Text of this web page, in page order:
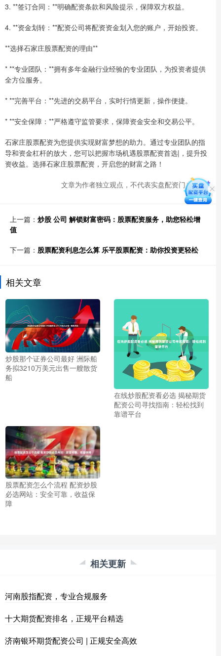
3. **签订合同：**明确配资条款和风险提示，保障双方权益。
4. **资金划转：**配资公司将配资资金划入您的账户，开始投资。
**选择石家庄股票配资的理由**
* **专业团队：**拥有多年金融行业经验的专业团队，为投资者提供
全方位服务。
* **完善平台：**先进的交易平台，实时行情更新，操作便捷。
* **安全保障：**严格遵守监管要求，保障资金安全和交易公平。
石家庄股票配资为您提供实现财富梦想的助力。通过专业团队的指
导和资金杠杆的放大，您可以把握市场机遇股票配资首选|，提升投
资收益。选择石家庄股票配资，开启您的财富之路！
文章为作者独立观点，不代表实盘配资门户观点
上一篇： 炒股 公司 解锁财富密码：股票配资服务，助您轻松增
值
下一篇： 股票配资利息怎么算 乐平股票配资：助你投资更轻松
相关文章
炒股那个证券公司最好 洲际船
务拟3210万美元出售一艘散货
船
在线炒股配资看必选 揭秘期货
配资公司寻找指南：轻松找到
靠谱平台
股票配资怎么个流程 配资炒股
必选网站：安全可靠，收益保
障
相关更新
河南股指配资，专业合规服务
十大期货配资排名，正规平台精选
济南银环期货配资公司 | 正规安全高效